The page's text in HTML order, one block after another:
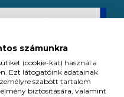
számunkra
(cookie-kat) használ a
Ezt látogatóink adatainak
szabott tartalom
biztosítására, valamint